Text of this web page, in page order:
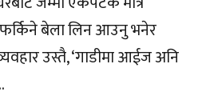
बेला लिन आउनु भनेर
उस्तै, ‘गाडीमा आईज अनि